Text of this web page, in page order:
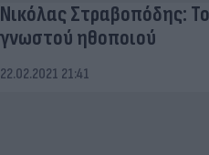
Νικόλας Στραβοπόδης:
γνωστού ηθοποιού
22.02.2021 21:41